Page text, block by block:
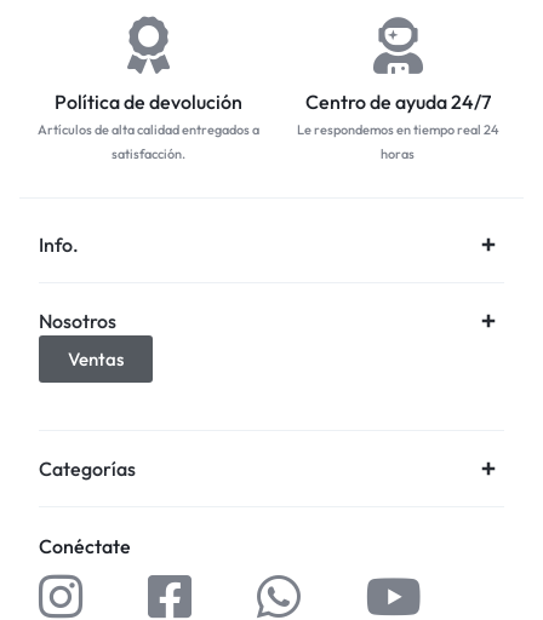
Política de devolución
Artículos de alta calidad entregados a
satisfacción.
Centro de ayuda 24/7
Le respondemos en tiempo real 24
horas
Info.
Nosotros
Ventas
Categorías
Conéctate